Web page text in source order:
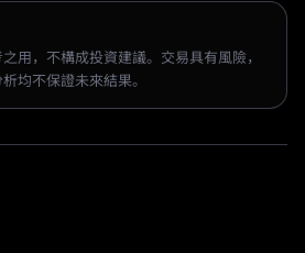
用，不構成投資建議。交易具有風險，
均不保證未來結果。